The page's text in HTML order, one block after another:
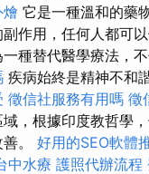
燴 它是一種溫和的藥
作用，任何人都可
種替代醫學療法，
疾病始終是精神不和
徵信社服務有用嗎 徵
，根據印度教哲學
。 好用的SEO軟體
中水療 護照代辦流程